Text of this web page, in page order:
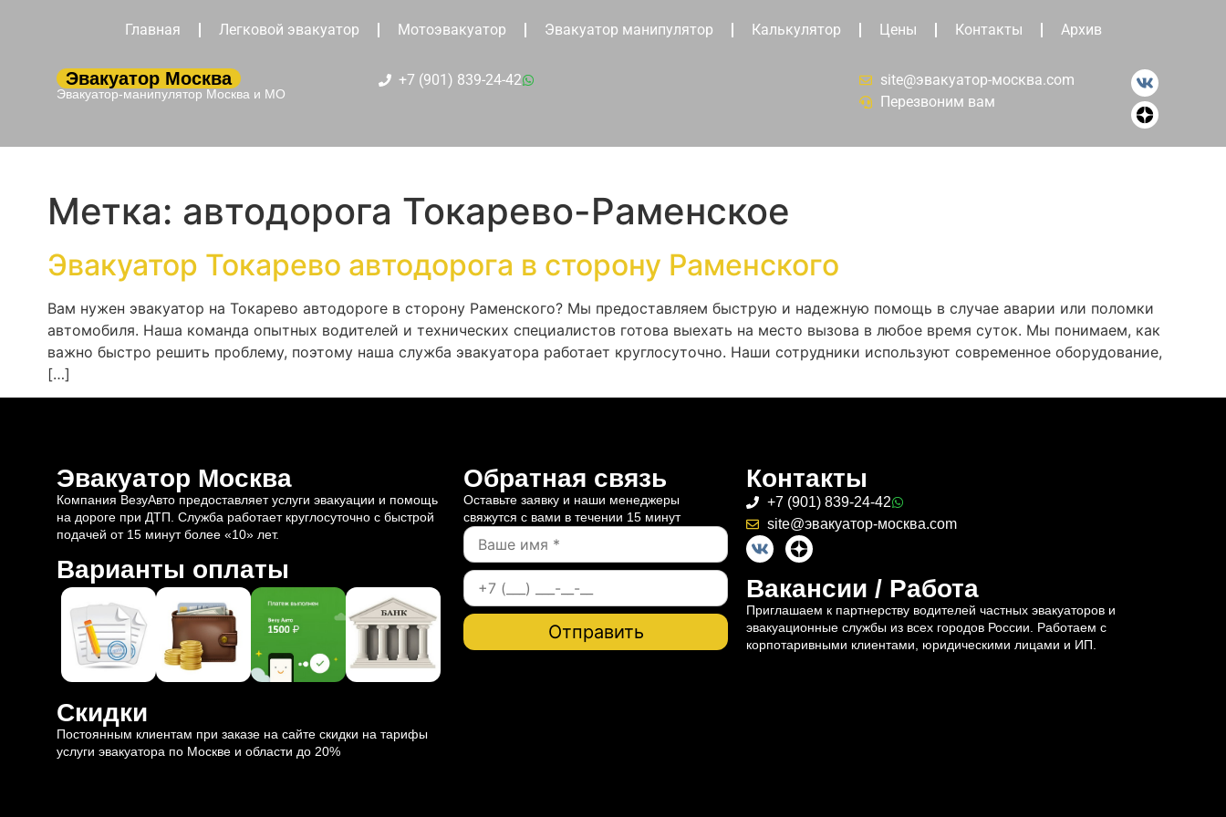
Главная Легковой эвакуатор Мотоэвакуатор Эвакуатор манипулятор Калькулятор Цены Контакты Архив
Эвакуатор Москва
Эвакуатор-манипулятор Москва и МО
+7 (901) 839-24-42
site@эвакуатор-москва.com
Перезвоним вам
Метка: автодорога Токарево-Раменское
Эвакуатор Токарево автодорога в сторону Раменского
Вам нужен эвакуатор на Токарево автодороге в сторону Раменского? Мы предоставляем быструю и надежную помощь в случае аварии или поломки
автомобиля. Наша команда опытных водителей и технических специалистов готова выехать на место вызова в любое время суток. Мы понимаем, как
важно быстро решить проблему, поэтому наша служба эвакуатора работает круглосуточно. Наши сотрудники используют современное оборудование,
[…]
Эвакуатор Москва
Компания ВезуАвто предоставляет услуги эвакуации и помощь
на дороге при ДТП. Служба работает круглосуточно с быстрой
подачей от 15 минут более «10» лет.
Варианты оплаты
Скидки
Постоянным клиентам при заказе на сайте скидки на тарифы
услуги эвакуатора по Москве и области до 20%
Обратная связь
Оставьте заявку и наши менеджеры
свяжутся с вами в течении 15 минут
Контакты
+7 (901) 839-24-42
site@эвакуатор-москва.com
Вакансии / Работа
Приглашаем к партнерству водителей частных эвакуаторов и
эвакуационные службы из всех городов России. Работаем с
корпотаривными клиентами, юридическими лицами и ИП.